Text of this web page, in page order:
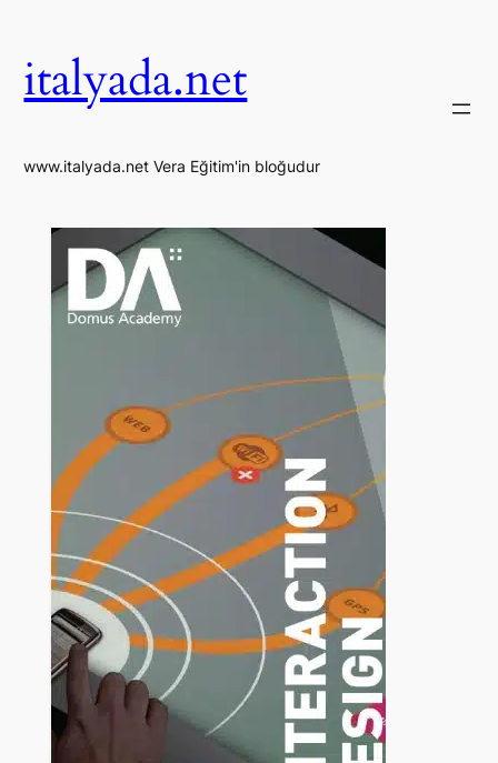
italyada.net
www.italyada.net Vera Eğitim'in bloğudur